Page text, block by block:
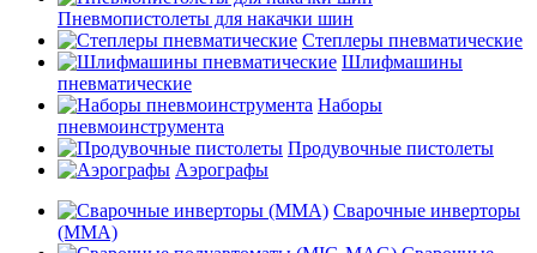
Пневмопистолеты для накачки шин
Степлеры пневматические
Шлифмашины
пневматические
Наборы
пневмоинструмента
Продувочные пистолеты
Аэрографы
Сварочные инверторы
(MMA)